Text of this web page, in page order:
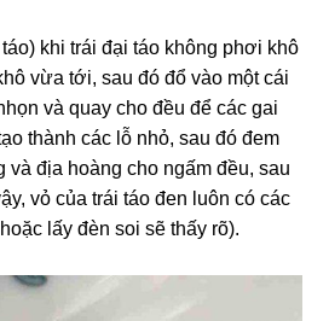
khi trái đại táo không phơi khô
vừa tới, sau đó đổ vào một cái
và quay cho đều để các gai
thành các lỗ nhỏ, sau đó đem
địa hoàng cho ngấm đều, sau
vỏ của trái táo đen luôn có các
lấy đèn soi sẽ thấy rõ).